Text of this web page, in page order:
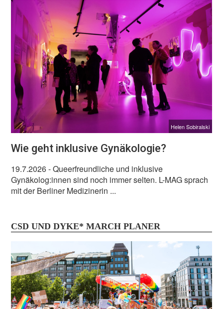
Helen Sobiralski
Wie geht inklusive Gynäkologie?
19.7.2026- Queerfreundliche und inklusive
Gynäkolog:innen sind noch immer selten. L-MAG sprach
mit der Berliner Medizinerin ...
CSD UND DYKE* MARCH PLANER